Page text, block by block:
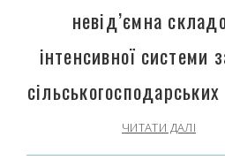
невід’ємна
інтенсивної системи
ЧИТАТИ ДАЛІ